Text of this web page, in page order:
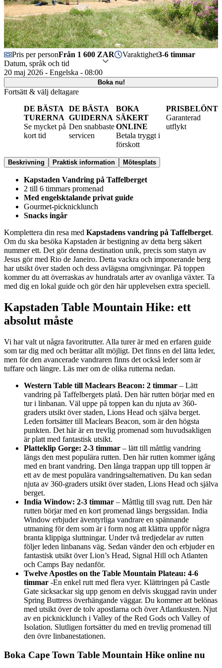
Pris per personFrån 1 600 ZAR Varaktighet3-6 timmar
Datum, språk och tid
20 maj 2026 - Engelska - 08:00
Boka nu!
Fortsätt & välj deltagare
DE BÄSTA
TURERNA
Se mycket på
kort tid
DE BÄSTA
GUIDERNA
Den snabbaste
servicen
BOKA
SÄKERT
ONLINE
Betala tryggt i
förskott
PRISBELÖNT
Garanterad
utflykt
Beskrivning Praktisk information Mötesplats
Kapstaden Vandring på Taffelberget
2 till 6 timmars promenad
Med engelsktalande privat guide
Gourmet-picknicklunch
Snacks ingår
Komplettera din resa med Kapstadens vandring på Taffelberget.
Om du ska besöka Kapstaden är bestigning av detta berg säkert
nummer ett. Det gör denna destination unik, precis som statyn av
Jesus gör med Rio de Janeiro. Detta vackra och imponerande berg
har utsikt över staden och dess avlägsna omgivningar. På toppen
kommer du att överraskas av hundratals arter av ovanliga växter. Ta
med dig en lokal guide och gör den här upplevelsen extra speciell.
Kapstaden Table Mountain Hike: ett
absolut måste
Vi har valt ut några favoritrutter. Alla turer är med en erfaren guide
som tar dig med och berättar allt möjligt. Det finns en del lätta leder,
men för den avancerade vandraren finns det också leder som är
tuffare och längre. Läs mer om de olika rutterna nedan.
Western Table till Maclears Beacon: 2 timmar – Lätt
vandring på Taffelbergets platå. Den här rutten börjar med en
tur i linbanan. Väl uppe på toppen kan du njuta av 360-
graders utsikt över staden, Lions Head och själva berget.
Leden fortsätter till Maclears Beacon, som är den högsta
punkten. Det här är en trevlig promenad som huvudsakligen
är platt med fantastisk utsikt.
Platteklip Gorge: 2-3 timmar – lätt till måttlig vandring
längs den mest populära rutten. Den här rutten kommer igång
med en brant vandring. Den långa trappan upp till toppen är
ett av de mest populära vandringsalternativen. Du kan sedan
njuta av 360-graders utsikt över staden, Lions Head och själva
berget.
India Window: 2-3 timmar – Måttlig till svag rutt. Den här
rutten börjar med en kort promenad längs bergssidan. India
Window erbjuder äventyrliga vandrare en spännande
utmaning för dem som är i form nog att klättra uppför några
branta klippiga sluttningar. Under två tredjedelar av rutten
följer leden linbanans väg. Sedan vänder den och erbjuder en
fantastisk utsikt över Lion’s Head, Signal Hill och Atlanten
och Camps Bay nedanför.
Twelve Apostles on the Table Mountain Plateau: 4-6
timmar -En enkel rutt med flera vyer. Klättringen på Castle
Gate sicksackar sig upp genom en delvis skuggad ravin under
Spring Buttress överhängande väggar. Du kommer att belönas
med utsikt över de tolv apostlarna och över Atlantkusten. Njut
av en picknicklunch i Valley of the Red Gods och Valley of
Isolation. Slutligen fortsätter du med en trevlig promenad till
den övre linbanestationen.
Boka Cape Town Table Mountain Hike online nu